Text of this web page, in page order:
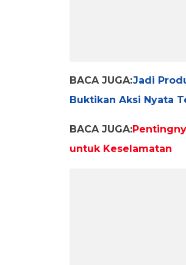
BACA JUGA:Jadi
Buktikan Aksi Nyata
BACA JUGA:
untuk Keselamatan